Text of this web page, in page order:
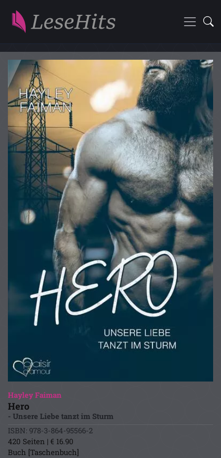
Hayley Faiman
Hero
- Unsere Liebe tanzt im Sturm
ISBN: 978-3-864-95566-2
420 Seiten | € 16.90
Buch [Taschenbuch]